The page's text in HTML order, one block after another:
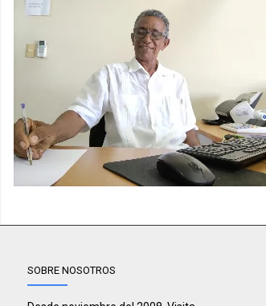
SOBRE NOSOTROS